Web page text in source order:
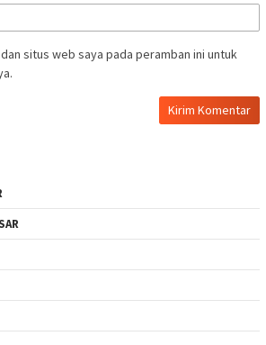
situs web saya pada peramban ini untuk